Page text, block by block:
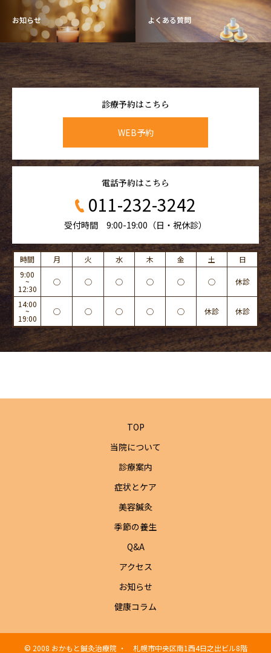
お知らせ よくある質問
診療予約はこちら
WEB予約
電話予約はこちら
011-232-3242
受付時間 9:00-19:00（日・祝休診）
時間 月 火 水 木 金 土
日
9:00
~
12:30
◯ ◯ ◯ ◯ ◯ ◯ 休診
14:00
~
19:00
◯ ◯ ◯ ◯ ◯ 休診 休診
TOP
当院について
診療案内
症状とケア
美容鍼灸
季節の養生
Q&A
アクセス
お知らせ
健康コラム
© 2008 おかもと鍼灸治療院 ・ 札幌市中央区南1西4日之出ビル8階